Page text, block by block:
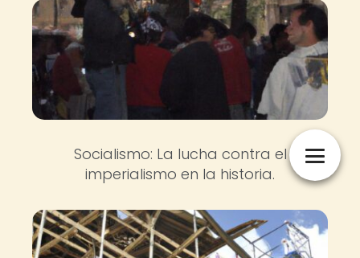
Socialismo: La lucha contra el
imperialismo en la historia.